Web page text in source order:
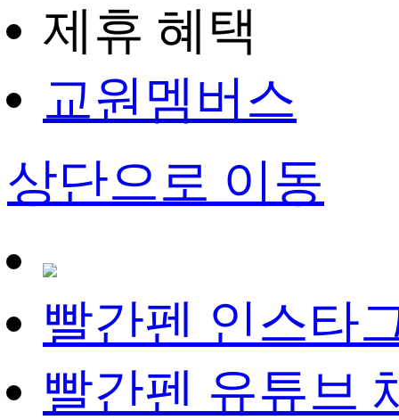
제휴 혜택
교원멤버스
상단으로 이동
빨간펜 인스타
빨간펜 유튜브